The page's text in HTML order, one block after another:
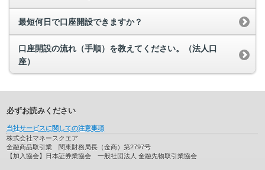
最短何日で口座開設できますか？
口座開設の流れ（手順）を教えてください。（法人口
座）
必ずお読みください
当社サービスに関しての注意事項
株式会社マネースクエア
金融商品取引業 関東財務局長（金商）第2797号
【加入協会】日本証券業協会 一般社団法人 金融先物取引業協会